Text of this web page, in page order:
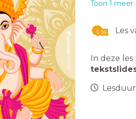
Toon 1 meer
Les
In deze
Lesduur